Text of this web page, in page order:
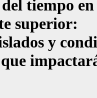
tiempo en
superior:
y